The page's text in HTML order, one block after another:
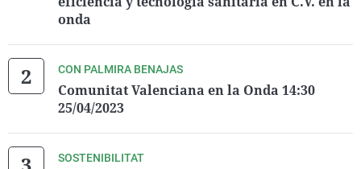
onda
CON PALMIRA BENAJAS
Comunitat Valenciana en la Onda 14:30
25/04/2023
SOSTENIBILITAT